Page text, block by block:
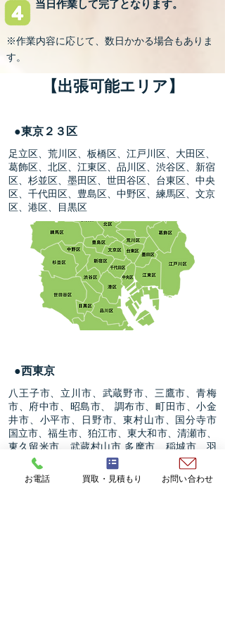
当日作業して完了となります。
※作業内容に応じて、数日かかる場合もありま
す。
【出張可能エリア】
●東京２３区
足立区、荒川区、板橋区、江戸川区、大田区、
葛飾区、北区、江東区、品川区、渋谷区、新宿
区、杉並区、墨田区、世田谷区、台東区、中央
区、千代田区、豊島区、中野区、練馬区、文京
区、港区、目黒区
●西東京
八王子市、立川市、武蔵野市、三鷹市、青梅
市、府中市、昭島市、 調布市、町田市、小金
井市、小平市、日野市、東村山市、国分寺市
国立市、福生市、狛江市、東大和市、清瀬市、
東久留米市、武蔵村山市 多摩市、稲城市、羽
村市、あきる野市、西東京市、西多摩郡(瑞穂
町・日の出町・檜原村・奥多摩町)
お電話 買取・見積もり お問い合わせ